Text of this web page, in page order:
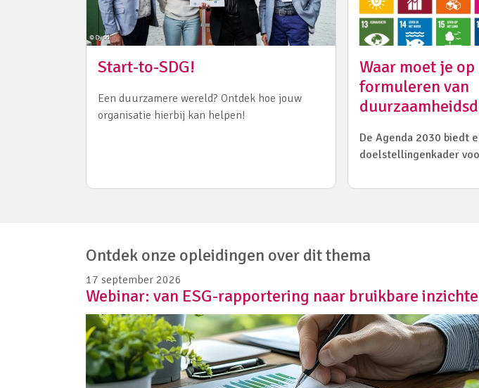
Start-to-SDG!
Een duurzamere wereld? Ontdek hoe jouw
organisatie hierbij kan helpen!
Waar moet je
formuleren van
De Agenda 2030 biedt
doelstellingenkader
Ontdek onze opleidingen over dit thema
17 september 2026
Webinar: van ESG-rapportering naar bruikbare